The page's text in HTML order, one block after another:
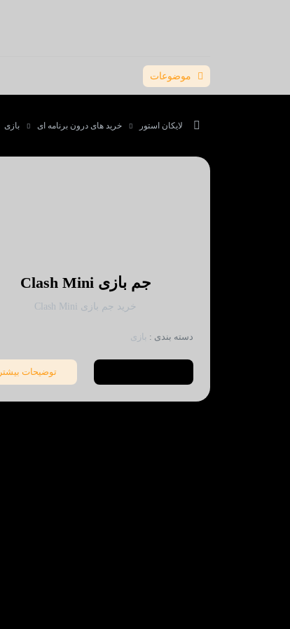
موضوعات
لایکان استور خرید های درون برنامه ای بازی
جم بازی Clash Mini
خرید جم بازی Clash Mini
دسته بندی : بازی
توضیحات بیشتر